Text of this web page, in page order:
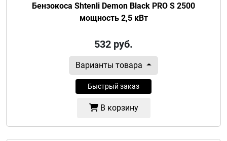
Бензокоса Shtenli Demon Black PRO S 2500
мощность 2,5 кВт
532 руб.
Варианты товара
Быстрый заказ
В корзину